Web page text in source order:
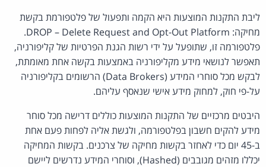
ליבת התקנות המוצעות היא הקמה ותפעול של פלטפורמת בקשת
מחיקה: DROP – Delete Request and Opt-Out Platform.
פלטפורמה זו, שתופעל על ידי רשות הגנת הפרטיות של קליפורניה,
תאפשר לנושאי מידע מקליפורניה באמצעות בקשה אחת מאומתת,
לבקש מכל סוחרי המידע (Data Brokers) הרשומים בקליפורניה
על-פי חוק, למחוק מידע אישי שנאסף עליהם.
היבטים מרכזיים של התקנות המוצעות כוללים דרישה מכל סוחר
מידע להקים חשבון בפלטפורמה, ולגשת אליה לפחות פעם אחת
ב-45 יום כדי לאחזר בקשות מחיקה של צרכנים. בקשות המחיקה
יכללו מזהים מגובבים (Hashed), וסוחרי המידע נדרשים ליישם